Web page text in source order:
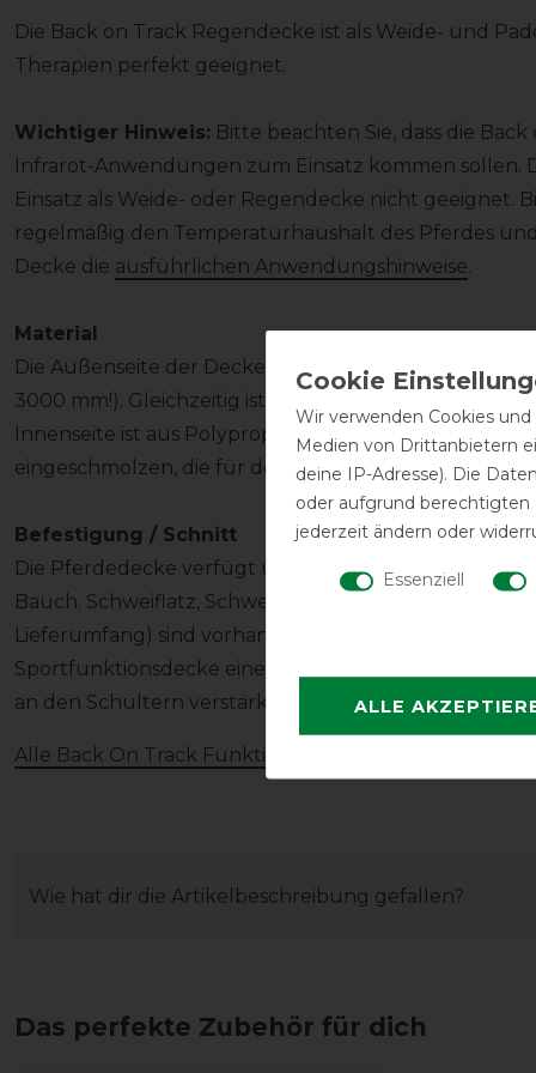
Die Back on Track Regendecke ist als Weide- und
Therapien perfekt geeignet.
Wichtiger Hinweis: Bitte beachten Sie, dass die
Infrarot-Anwendungen zum Einsatz kommen
Einsatz als Weide- oder Regendecke nicht geeignet.
regelmäßig den Temperaturhaushalt des Pferdes
Decke die ausführlichen Anwendungshinweise.
Material
Die Außenseite der Decke besteht aus robusten
3000 mm!). Gleichzeitig ist die Decke sehr
Innenseite ist aus Polypropylen gefertigt. In das
eingeschmolzen, die für den wohltuenden
Befestigung / Schnitt
Die Pferdedecke verfügt über einen doppelten
Bauch. Schweiflatz, Schweifriemen und Ringe zur
Lieferumfang) sind vorhanden. Eine anatomisch
Sportfunktionsdecke eine perfekte Passform erhält.
an den Schultern verstärkt.
Alle Back On Track Funktionsprodukte
Wie hat dir die Artikelbeschreibung gefallen?
Das perfekte Zubehör für dich
Wir verwenden Cookies
Medien von Drittanbietern
deine IP-Adresse). Die
oder aufgrund berechtigten
jederzeit ändern oder
Essenziell
ALLE